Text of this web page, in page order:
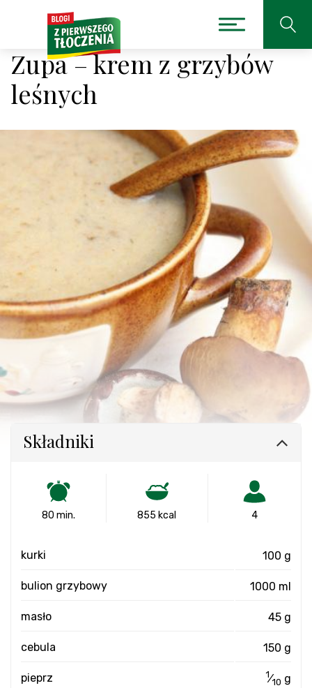
Zupa – krem z grzybów
leśnych
Składniki
80 min. 855 kcal 4
kurki 100 g
bulion grzybowy 1000 ml
masło 45 g
cebula 150 g
pieprz 1⁄10 g